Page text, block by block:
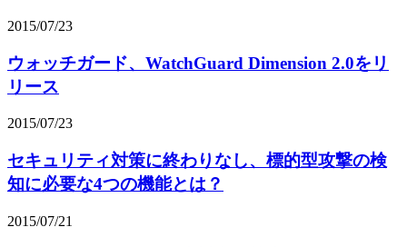
2015/07/23
ウォッチガード、WatchGuard Dimension 2.0をリ
リース
2015/07/23
セキュリティ対策に終わりなし、標的型攻撃の検
知に必要な4つの機能とは？
2015/07/21